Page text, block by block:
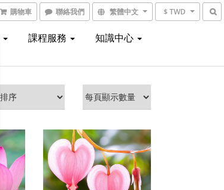
購物車 聯絡我們 繁體中文 $ TWD
課程服務 知識中心